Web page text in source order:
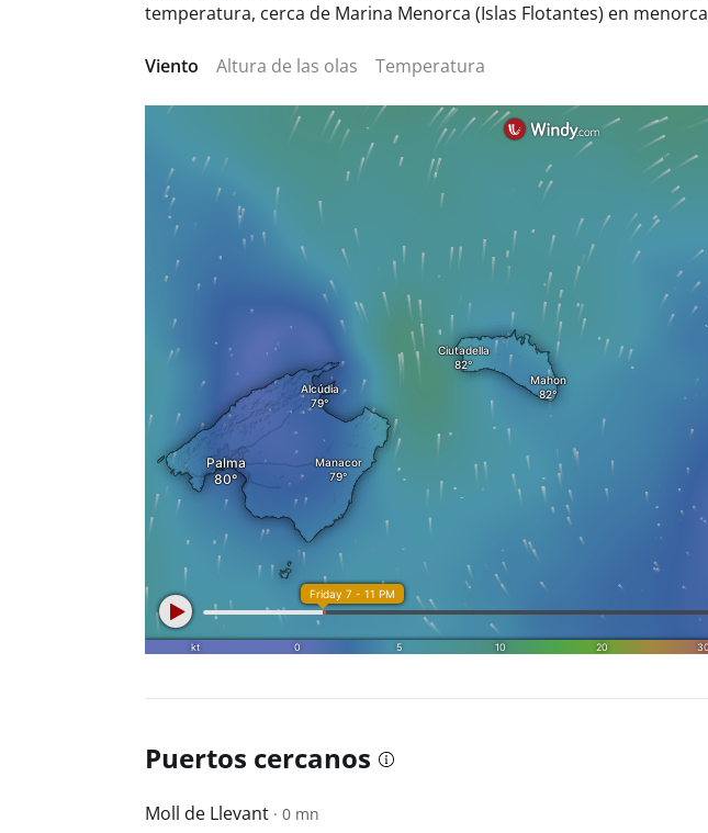
temperatura, cerca de Marina Menorca (Islas Flotantes) en menorca
Viento Altura de las olas Temperatura
Puertos cercanos
Moll de Llevant · 0 mn